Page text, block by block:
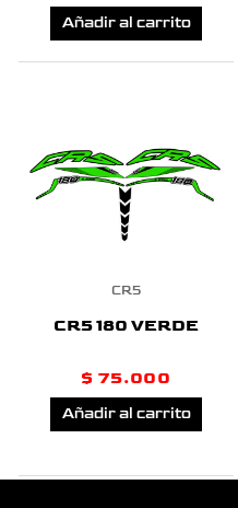
Añadir al carrito
CR5
CR5 180 VERDE
$ 75.000
Añadir al carrito